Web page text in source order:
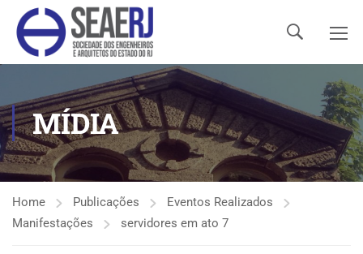
MÍDIA
Home Publicações
Eventos Realizados
Manifestações
servidores em ato 7